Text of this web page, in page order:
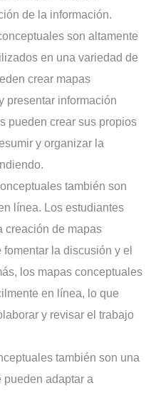
de la información.
son altamente
en una variedad de
crear mapas
presentar información
pueden crear sus propios
y organizar la
también son
línea. Los estudiantes
creación de mapas
la discusión y el
los mapas conceptuales
en línea, lo que
y revisar el trabajo
también son una
pueden adaptar a